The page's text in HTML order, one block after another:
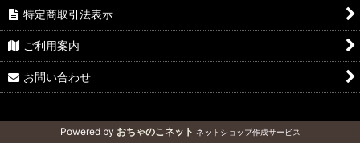
特定商取引法表示
ご利用案内
お問い合わせ
Powered by おちゃのこネット ネットショップ作成サービス